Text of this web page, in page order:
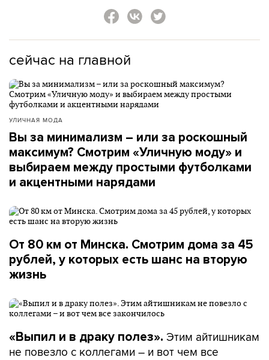
сейчас на главной
УЛИЧНАЯ МОДА
Вы за минимализм – или за роскошный
максимум? Смотрим «Уличную моду» и
выбираем между простыми футболками
и акцентными нарядами
От 80 км от Минска. Смотрим дома за 45
рублей, у которых есть шанс на вторую
жизнь
«Выпил и в драку полез». Этим айтишникам
не повезло с коллегами – и вот чем все